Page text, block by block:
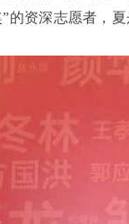
的资深志愿者，